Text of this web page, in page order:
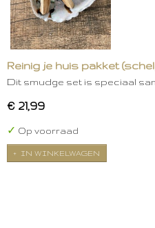
Reinig je huis pakket
Dit smudge set is speciaal
€ 21,99
✓ Op voorraad
IN WINKELWAGEN